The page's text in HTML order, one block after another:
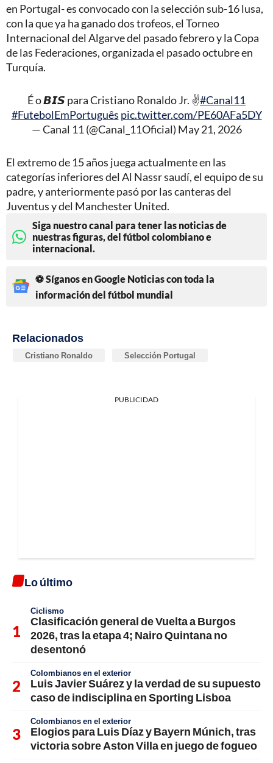
en Portugal- es convocado con la selección sub-16 lusa,
con la que ya ha ganado dos trofeos, el Torneo
Internacional del Algarve del pasado febrero y la Copa
de las Federaciones, organizada el pasado octubre en
Turquía.
É o 𝘽𝙄𝙎 para Cristiano Ronaldo Jr. ✌️#Canal11
#FutebolEmPortuguês pic.twitter.com/PE60AFa5DY
— Canal 11 (@Canal_11Oficial) May 21, 2026
El extremo de 15 años juega actualmente en las
categorías inferiores del Al Nassr saudí, el equipo de su
padre, y anteriormente pasó por las canteras del
Juventus y del Manchester United.
Siga nuestro canal para tener las noticias de
nuestras figuras, del fútbol colombiano e
internacional.
⚽ Síganos en Google Noticias con toda la
información del fútbol mundial
Relacionados
Cristiano Ronaldo Selección Portugal
PUBLICIDAD
Lo último
Ciclismo
Clasificación general de Vuelta a Burgos
2026, tras la etapa 4; Nairo Quintana no
desentonó
Colombianos en el exterior
Luis Javier Suárez y la verdad de su supuesto
caso de indisciplina en Sporting Lisboa
Colombianos en el exterior
Elogios para Luis Díaz y Bayern Múnich, tras
victoria sobre Aston Villa en juego de fogueo